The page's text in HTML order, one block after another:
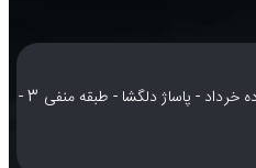
نشانی : بازار تهران - خیابان پانزده خرداد - پاساژ دلگشا - طبقه منفی 3 -